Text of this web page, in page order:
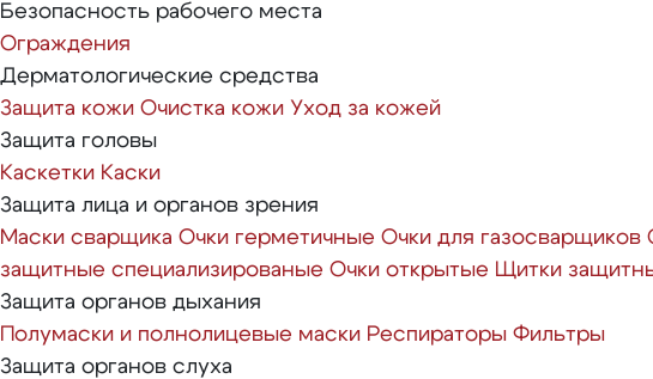
Безопасность рабочего места
Ограждения
Дерматологические средства
Защита кожи Очистка кожи Уход за кожей
Защита головы
Каскетки Каски
Защита лица и органов зрения
Маски сварщика Очки герметичные Очки для газосварщиков
защитные специализированые Очки открытые Щитки
Защита органов дыхания
Полумаски и полнолицевые маски Респираторы Фильтры
Защита органов слуха